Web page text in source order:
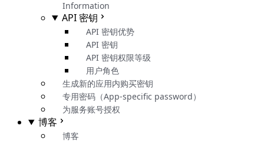
Information
API 密钥
API 密钥优势
API 密钥
API 密钥权限等级
用户角色
生成新的应用内购买密钥
专用密码（App-specific password）
为服务账号授权
博客
博客